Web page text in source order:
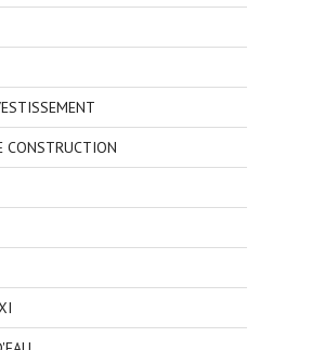
CONSTRUCTION